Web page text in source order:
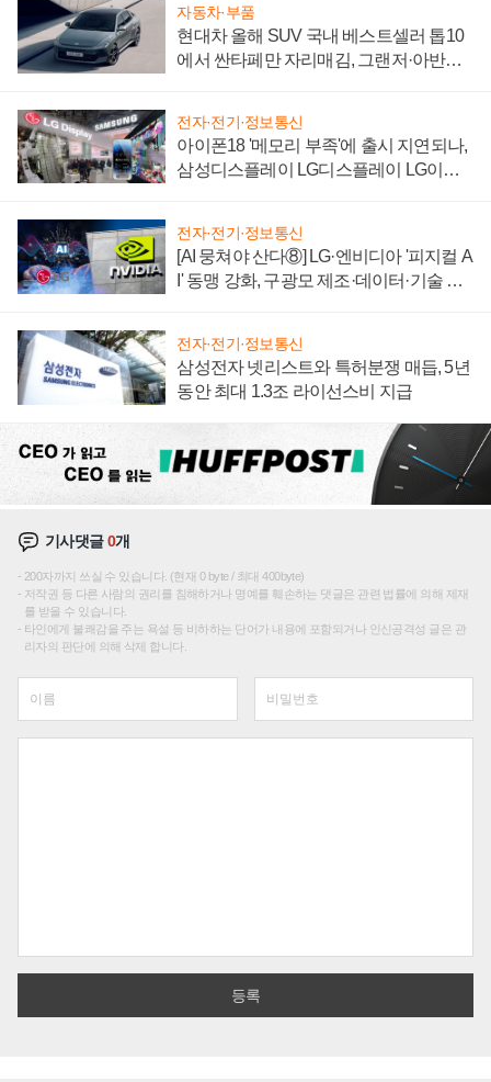
자동차·부품
현대차 올해 SUV 국내 베스트셀러 톱10
에서 싼타페만 자리매김, 그랜저·아반떼
전자·전기·정보통신
아이폰18 '메모리 부족'에 출시 지연되나,
삼성디스플레이 LG디스플레이 LG이노
전자·전기·정보통신
[AI 뭉쳐야 산다⑧] LG·엔비디아 '피지컬 A
I' 동맹 강화, 구광모 제조·데이터·기술 결
전자·전기·정보통신
삼성전자 넷리스트와 특허분쟁 매듭, 5년
동안 최대 1.3조 라이선스비 지급
기사댓글0개
200자까지 쓰실 수 있습니다. (현재 0 byte / 최대 400byte)
저작권 등 다른 사람의 권리를 침해하거나 명예를 훼손하는 댓글은 관련 법률에 의해 제재
를 받을 수 있습니다.
타인에게 불쾌감을 주는 욕설 등 비하하는 단어가 내용에 포함되거나 인신공격성 글은 관
리자의 판단에 의해 삭제 합니다.